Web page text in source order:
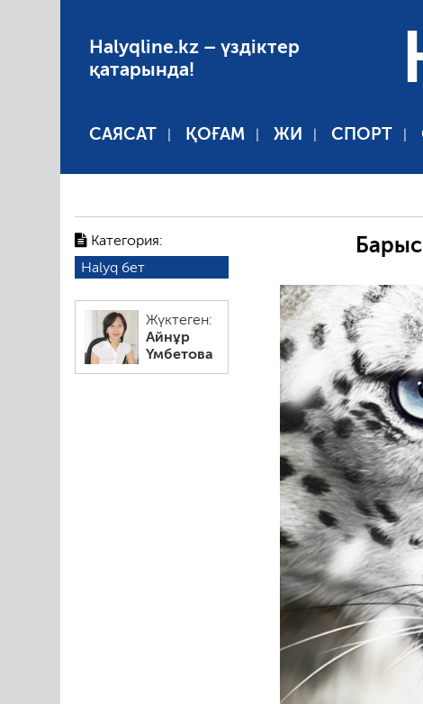
Halyqline.kz – үздіктер
қатарында!
САЯСАТ ҚОҒАМ ЖИ СПОРТ
Категория:
Halyq бет
Жүктеген:
Айнұр
Үмбетова